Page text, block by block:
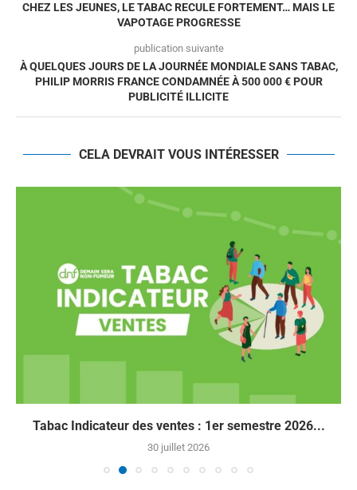
CHEZ LES JEUNES, LE TABAC RECULE FORTEMENT… MAIS LE
VAPOTAGE PROGRESSE
publication suivante
À QUELQUES JOURS DE LA JOURNÉE MONDIALE SANS TABAC,
PHILIP MORRIS FRANCE CONDAMNÉE À 500 000 € POUR
PUBLICITÉ ILLICITE
CELA DEVRAIT VOUS INTÉRESSER
Tabac Indicateur des ventes : 1er semestre 2026...
30 juillet 2026